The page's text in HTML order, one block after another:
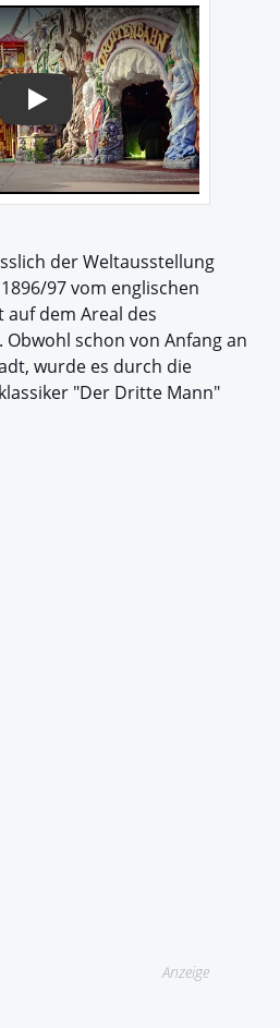
Play
der Weltausstellung
97 vom englischen
auf dem Areal des
schon von Anfang an
wurde es durch die
"Der Dritte Mann"
Anzeige